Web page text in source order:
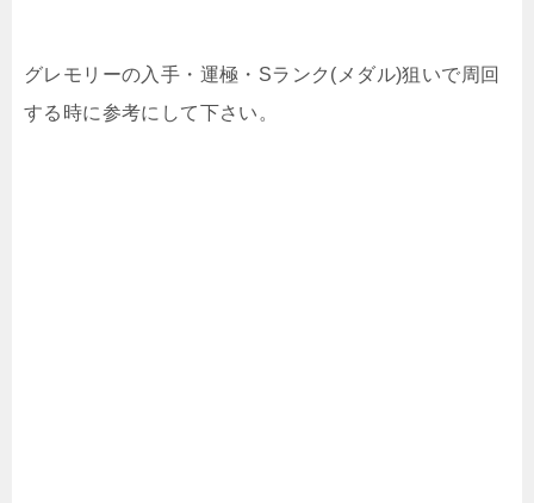
グレモリーの入手・運極・Sランク(メダル)狙いで周回
する時に参考にして下さい。